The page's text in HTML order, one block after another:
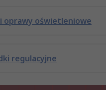
i oprawy oświetleniowe
regulacyjne